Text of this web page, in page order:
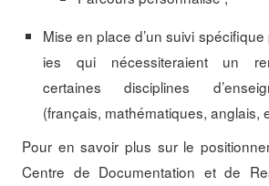
Mise en place d’un suivi
ies qui nécessiteraient un
certaines disciplines
(français, mathématiques, anglais,
Pour en savoir plus sur le
Centre de Documentation et de